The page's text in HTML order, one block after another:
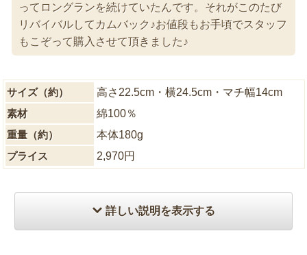
ってロングランを続けていたんです。それがこのたび
リバイバルしてカムバック♪お値段もお手頃でスタッフ
もこぞって購入させて頂きました♪
サイズ（約）
高さ22.5cm・横24.5cm・マチ幅14cm
素材
綿100％
重量（約）
本体180g
プライス
2,970円
詳しい説明を表示する